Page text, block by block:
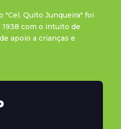
"Cel. Quito Junqueira" foi
1938 com o intuito de
apoio a crianças e